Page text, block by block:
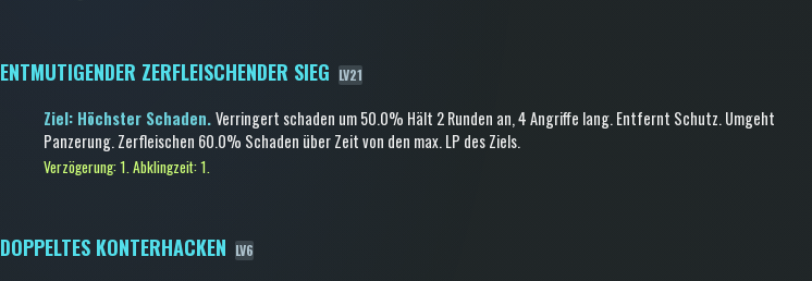
ENTMUTIGENDER ZERFLEISCHENDER SIEG LV21
Ziel: Höchster Schaden.Verringert schaden um 50.0% Hält 2 Runden an, 4 Angriffe lang.Entfernt Schutz.Umgeht
Panzerung.Zerfleischen 60.0% Schaden über Zeit von den max. LP des Ziels.
Verzögerung: 1.Abklingzeit: 1.
DOPPELTES KONTERHACKEN LV6